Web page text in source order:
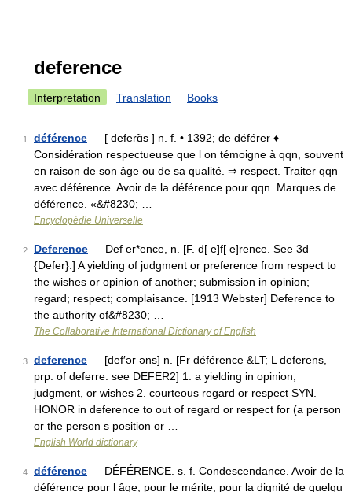
deference
Interpretation Translation Books
1 déférence — [ deferɑ̃s ] n. f. • 1392; de déférer ♦
Considération respectueuse que l on témoigne à qqn, souvent
en raison de son âge ou de sa qualité. ⇒ respect. Traiter qqn
avec déférence. Avoir de la déférence pour qqn. Marques de
déférence. «&#8230; …
Encyclopédie Universelle
2 Deference — Def er*ence, n. [F. d[ e]f[ e]rence. See 3d
{Defer}.] A yielding of judgment or preference from respect to
the wishes or opinion of another; submission in opinion;
regard; respect; complaisance. [1913 Webster] Deference to
the authority of&#8230; …
The Collaborative International Dictionary of English
3 deference — [def′ər əns] n. [Fr déférence &LT; L deferens,
prp. of deferre: see DEFER2] 1. a yielding in opinion,
judgment, or wishes 2. courteous regard or respect SYN.
HONOR in deference to out of regard or respect for (a person
or the person s position or …
English World dictionary
4 déférence — DÉFÉRENCE. s. f. Condescendance. Avoir de la
déférence pour l âge, pour le mérite, pour la dignité de quelqu